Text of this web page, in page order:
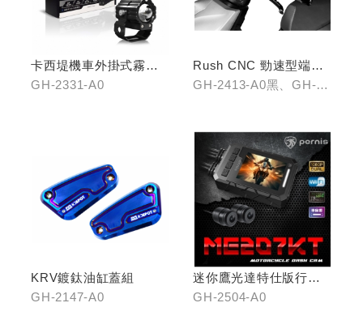
卡西堤機車外掛式霧燈
組(雙燈)
GH-2331-A0
Rush CNC 勁速型端子
藍鏡(黑/銀/鈦)
GH-2413-A0黑、GH-
KRV鍍鈦油缸蓋組
GH-2147-A0
迷你鷹光達特仕版行車
記錄器
GH-2504-A0